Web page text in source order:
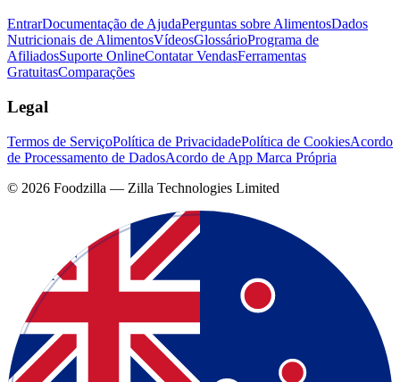
EntrarDocumentação de AjudaPerguntas sobre AlimentosDados
Nutricionais de AlimentosVídeosGlossárioPrograma de
AfiliadosSuporte OnlineContatar VendasFerramentas
GratuitasComparações
Legal
Termos de ServiçoPolítica de PrivacidadePolítica de CookiesAcordo
de Processamento de DadosAcordo de App Marca Própria
© 2026 Foodzilla — Zilla Technologies Limited